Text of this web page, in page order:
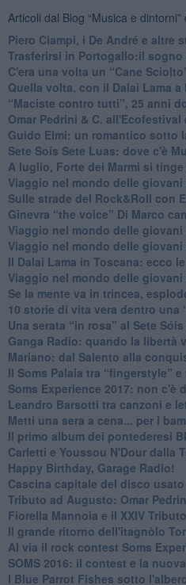
Articoli dal Blog “Musica e
​Piero Ciampi, i De André e altre
​Trasferirsi in Portogallo:il sogno
​C'era una volta un “Cane
Quella volta, con il Dalai Lama a
​“Maciste contro tutti”, 25 anni
​Omar Pedrini & C. all'Ecofestival
Guido Elmi: un romantico sotto
Sete Soís Sete Luas: dove c'è
​A luglio, Forte dei Marmi si
Viaggio nel mondo delle
Sulle strade del Rock&Roll con
​Ginevra “the voice” Di Marco
Viaggio nel mondo delle
​Viaggio nel mondo delle
Il Dalai Lama in Toscana: ecco
Viaggio nel mondo delle
Se la mente va in trincea,
​10 storie di vita vera dentro una
​Una serata “in rosa” al Sete
Ganga Radio: quando la libertà
Mariano: dal Salento alla
​Il Soms Palaia tra “fingerstyle”
Soms Experience 2017: non c'è
​Leandro Barsotti tra canzoni e
​Metti una sera a cena... per i
​Il primo album dei pontederesi
Carletti e Youssou N'Dour dalla
Happy Birthday, Garage Radio!
​Cascina capitale del disco
Tributo ad Augusto: Omar
​Fiorella Mannoia e il XXIV
Il grande ritorno dell'itagnòlo
​Al via il rock contest Soms
​SOMS 2016: il contest e la
I Blue Parrot Fishes sotto